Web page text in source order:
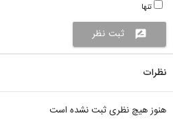
تنها
rate_review ثبت نظر
نظرات
هنوز هیچ نظری ثبت نشده است